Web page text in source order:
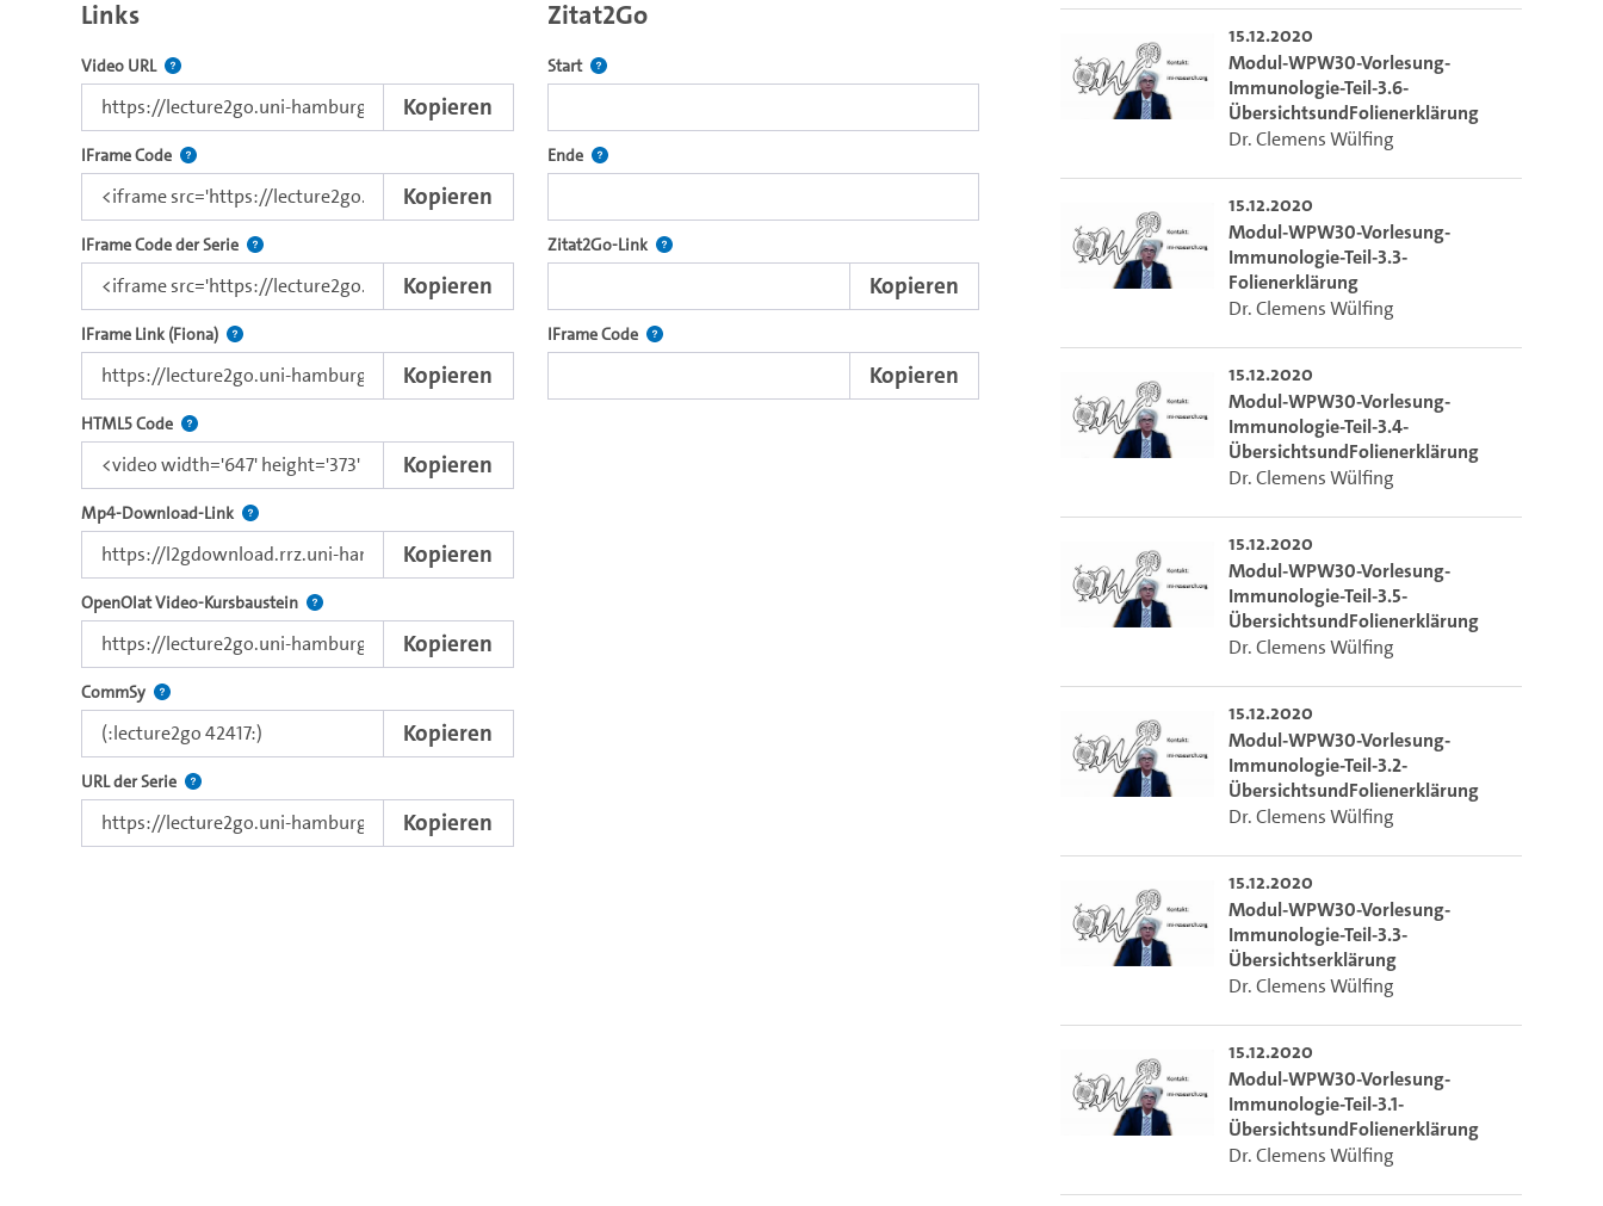
Links
Video URL Der Link zu diesem Video.
Kopieren
IFrame Code Nutzen Sie diesen Code, um das Video mit dem Lecture2Go-Videoplayer einzubetten.
Kopieren
IFrame Code der Serie Nutzen Sie diesen Code, um das Video und die komplette Serie mit dem Lecture2Go-Videoplayer einzubetten.
Kopieren
IFrame Link (Fiona) Direkter iFrame-Link zur Weitergabe an externe Web-Applikationen.
Kopieren
HTML5 Code Nutzen Sie diesen Code, um das Video mit dem browsereigenen Video-Player einzubetten (HTML5).
Kopieren
Mp4-Download-Link Kopieren Sie den Download-Link dieses Videos.
Kopieren
OpenOlat Video-Kursbaustein Verwenden Sie diesen Link, um ein Video in den OpenOlat Video-Baustein einzubetten.
Kopieren
CommSy Nutzen Sie diesen Code, um das Video in CommSy einzubetten.
Kopieren
URL der Serie Der Link zur Serie.
Kopieren
Zitat2Go
Start Definiert den Startpunkt für Zitat2Go. Bitte in das Feld klicken, um die aktuelle Zeit auszuwählen.
Ende Definiert den Endpunkt für Zitat2Go. Bitte in das Feld klicken, um die aktuelle Zeit auszuwählen.
Zitat2Go-Link Nach der Auswahl eines Start- und Endpunktes verweist dieser Link auf den Ausschnitt des Videos.
Kopieren
IFrame Code Nutzen Sie diesen Code, um den Auschnitt des Videos mit dem Lecture2Go-Videoplayer einzubetten.
Kopieren
15.12.2020
Modul-WPW30-Vorlesung-
Immunologie-Teil-3.6-
ÜbersichtsundFolienerklärung
Dr. Clemens Wülfing
15.12.2020
Modul-WPW30-Vorlesung-
Immunologie-Teil-3.3-
Folienerklärung
Dr. Clemens Wülfing
15.12.2020
Modul-WPW30-Vorlesung-
Immunologie-Teil-3.4-
ÜbersichtsundFolienerklärung
Dr. Clemens Wülfing
15.12.2020
Modul-WPW30-Vorlesung-
Immunologie-Teil-3.5-
ÜbersichtsundFolienerklärung
Dr. Clemens Wülfing
15.12.2020
Modul-WPW30-Vorlesung-
Immunologie-Teil-3.2-
ÜbersichtsundFolienerklärung
Dr. Clemens Wülfing
15.12.2020
Modul-WPW30-Vorlesung-
Immunologie-Teil-3.3-
Übersichtserklärung
Dr. Clemens Wülfing
15.12.2020
Modul-WPW30-Vorlesung-
Immunologie-Teil-3.1-
ÜbersichtsundFolienerklärung
Dr. Clemens Wülfing